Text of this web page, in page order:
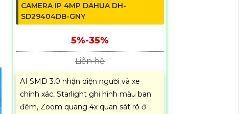
CAMERA IP 4MP DAHUA DH-
SD29404DB-GNY
5%-35%
Liên hệ
AI SMD 3.0 nhận diện người và xe
chính xác, Starlight ghi hình màu ban
đêm, Zoom quang 4x quan sát rõ ở